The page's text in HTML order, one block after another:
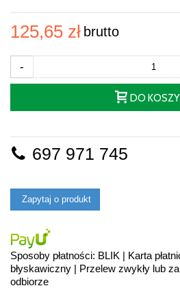
125,65 zł brutto
-
DO
697 971 745
Zapytaj o produkt
Sposoby płatności: BLIK | Karta
błyskawiczny | Przelew zwykły lub
odbiorze